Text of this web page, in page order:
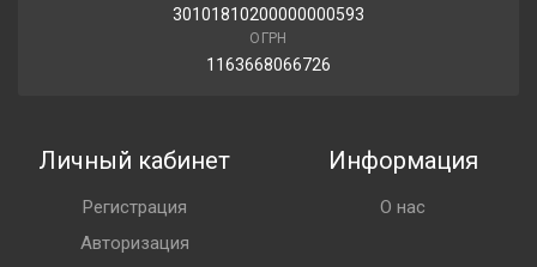
30101810200000000593
ОГРН
1163668066726
Личный кабинет
Регистрация
Авторизация
Информация
О нас